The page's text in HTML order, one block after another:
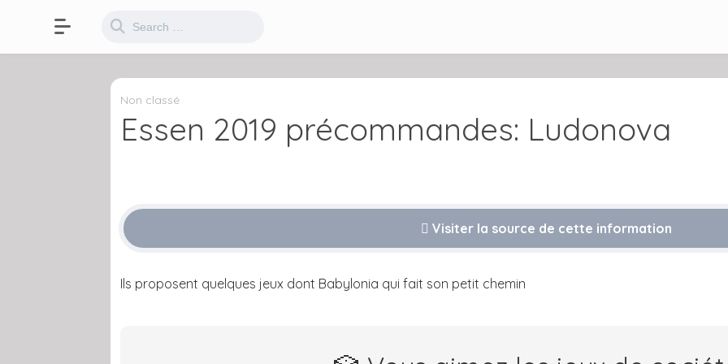
Non classé
Essen 2019 précommandes: Ludonova
Visiter la source de cette information
Ils proposent quelques jeux dont Babylonia qui fait son petit chemin